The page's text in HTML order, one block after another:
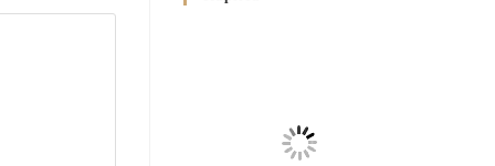
Родин
Справ Молоді та встановленя
складу Катихитичної Комісії